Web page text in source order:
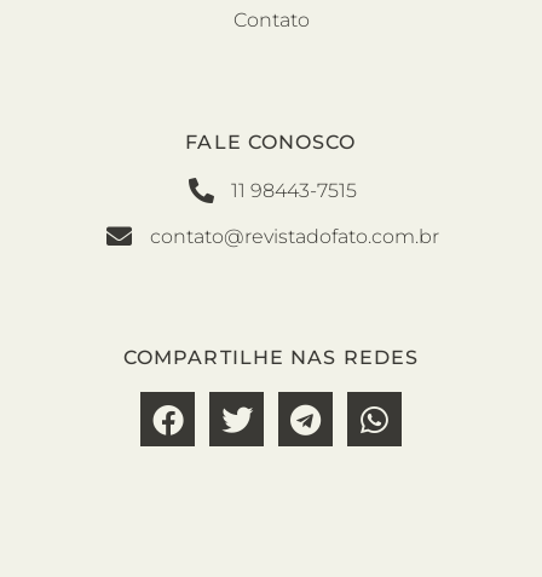
Contato
FALE CONOSCO
11 98443-7515
contato@revistadofato.com.br
COMPARTILHE NAS REDES